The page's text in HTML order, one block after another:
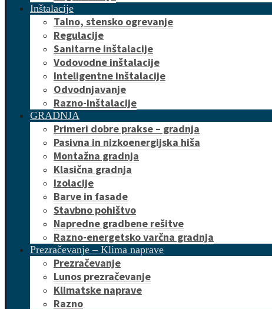
Inštalacije
Talno, stensko ogrevanje
Regulacije
Sanitarne inštalacije
Vodovodne inštalacije
Inteligentne inštalacije
Odvodnjavanje
Razno-inštalacije
GRADNJA
Primeri dobre prakse – gradnja
Pasivna in nizkoenergijska hiša
Montažna gradnja
Klasična gradnja
Izolacije
Barve in fasade
Stavbno pohištvo
Napredne gradbene rešitve
Razno-energetsko varčna gradnja
Prezračevanje – Klima naprave
Prezračevanje
Lunos prezračevanje
Klimatske naprave
Razno